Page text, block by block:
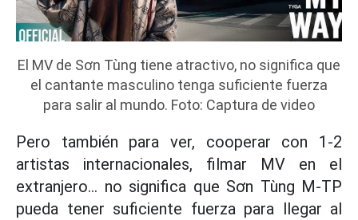
El MV de Sơn Tùng tiene atractivo, no significa que
el cantante masculino tenga suficiente fuerza
para salir al mundo. Foto: Captura de video
Pero también para ver, cooperar con 1-2
artistas internacionales, filmar MV en el
extranjero... no significa que Sơn Tùng M-TP
pueda tener suficiente fuerza para llegar al